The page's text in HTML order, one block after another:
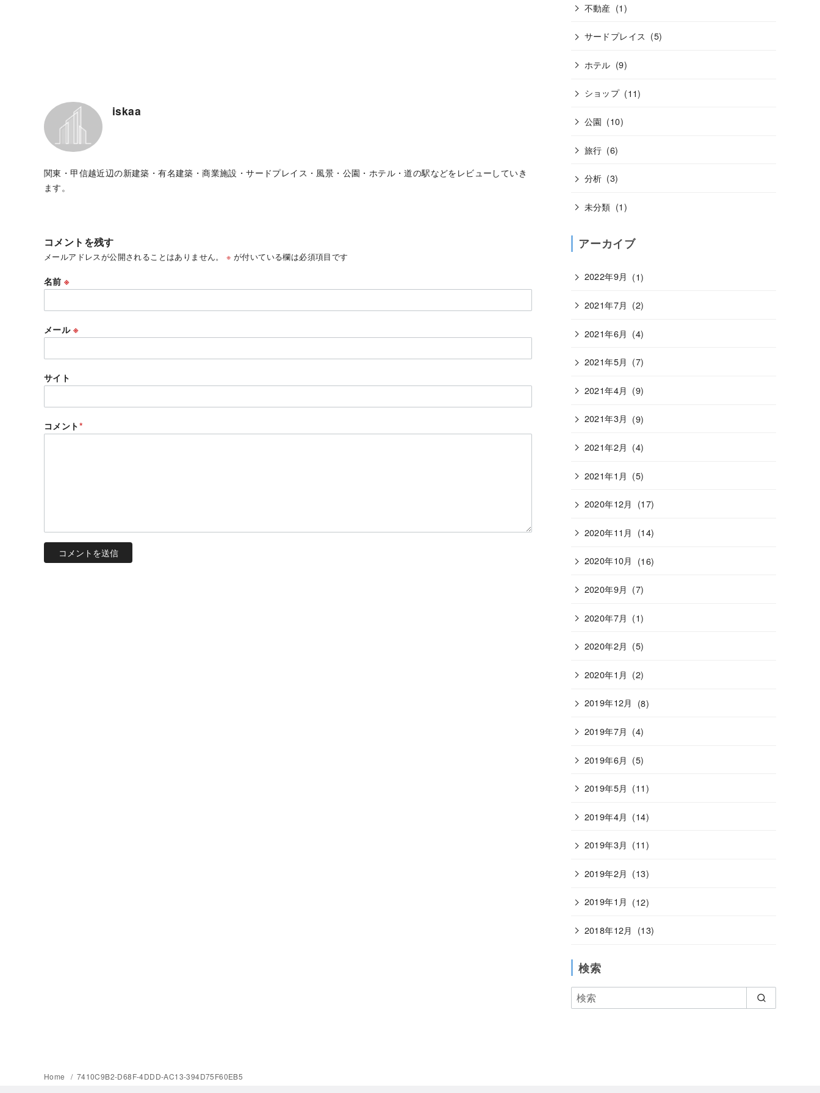
iskaa
関東・甲信越近辺の新建築・有名建築・商業施設・サードプレイス・風景・公園・ホテル・道の駅などをレビューしていき
ます。
コメントを残す
メールアドレスが公開されることはありません。 ※ が付いている欄は必須項目です
名前※
メール ※
サイト
コメント*
不動産 (1)
サードプレイス (5)
ホテル (9)
ショップ (11)
公園 (10)
旅行 (6)
分析 (3)
未分類 (1)
アーカイブ
2022年9月 (1)
2021年7月 (2)
2021年6月 (4)
2021年5月 (7)
2021年4月 (9)
2021年3月 (9)
2021年2月 (4)
2021年1月 (5)
2020年12月 (17)
2020年11月 (14)
2020年10月 (16)
2020年9月 (7)
2020年7月 (1)
2020年2月 (5)
2020年1月 (2)
2019年12月 (8)
2019年7月 (4)
2019年6月 (5)
2019年5月 (11)
2019年4月 (14)
2019年3月 (11)
2019年2月 (13)
2019年1月 (12)
2018年12月 (13)
検索
Home 7410C9B2-D68F-4DDD-AC13-394D75F60EB5